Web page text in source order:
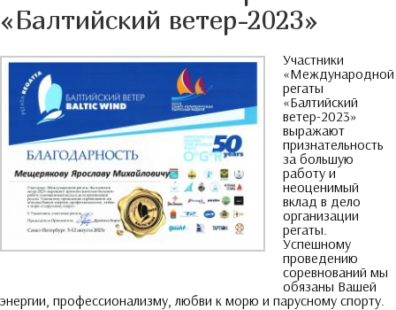
«Балтийский ветер-2023»
Участники
«Международной
регаты
«Балтийский
ветер-2023»
выражают
признательность
за большую
работу и
неоценимый
вклад в дело
организации
регаты
Успешному
проведению
соревнований мы
обязаны Вашей
энергии профессионализму любви к морю и парусному спорту